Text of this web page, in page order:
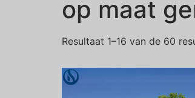
op maat
Resultaat 1–16 van de 60